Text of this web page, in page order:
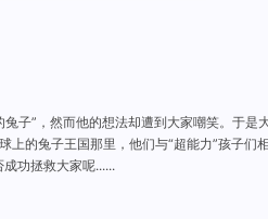
子”，然而他的想法却遭到大家嘲笑。于是
的兔子王国那里，他们与“超能力”孩子们
功拯救大家呢......